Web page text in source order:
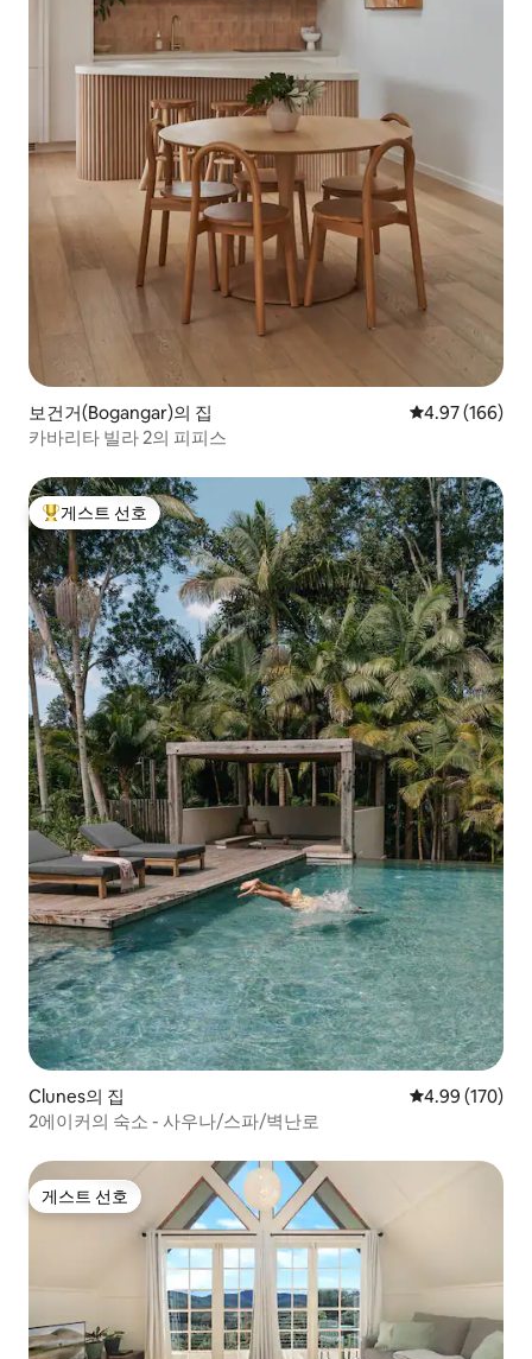
보건거(Bogangar)의 집 평점 4.97점(5
4.97 (166)
카바리타 빌라 2의 피피스
상위 게스트 선호
게스트 선호
Clunes의 집 평점 4.99점(5
4.99 (170)
2에이커의 숙소 - 사우나/스파/벽난로
게스트 선호
게스트 선호